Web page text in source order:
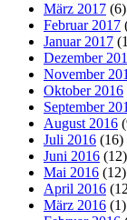
März 2017 (6)
Februar 2017
Januar 2017
Dezember
November
Oktober 2016
September
August 2016
Juli 2016 (16)
Juni 2016 (12)
Mai 2016 (12)
April 2016
März 2016 (1)